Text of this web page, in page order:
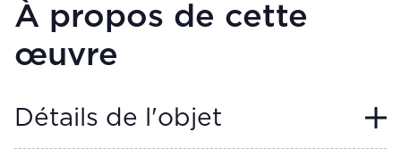
À propos de cette
œuvre
Détails de l'objet